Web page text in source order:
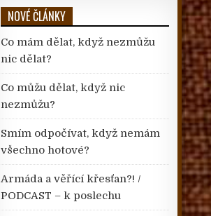
NOVÉ ČLÁNKY
Co mám dělat, když nezmůžu
nic dělat?
Co můžu dělat, když nic
nezmůžu?
Smím odpočívat, když nemám
všechno hotové?
Armáda a věřící křesťan?! /
PODCAST – k poslechu